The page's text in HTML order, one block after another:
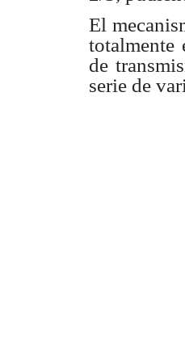
El
totalmente
de
serie de